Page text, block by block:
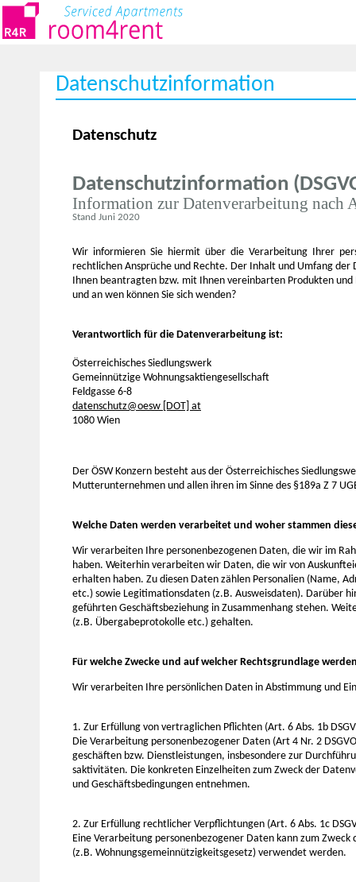
Datenschutzinformation
Datenschutz
Datenschutzinformation
Information zur Datenverarbeitung nach
Stand Juni 2020
Wir informieren Sie hiermit über die Verarbeitung Ihrer
rechtlichen Ansprüche und Rechte. Der Inhalt und Umfang
Ihnen beantragten bzw. mit Ihnen vereinbarten Produkten
und an wen können Sie sich wenden?
Verantwortlich für die Datenverarbeitung ist:
Österreichisches Siedlungswerk
Gemeinnützige Wohnungsaktiengesellschaft
Feldgasse 6-8
datenschutz@oesw [DOT] at
1080 Wien
Der ÖSW Konzern besteht aus der Österreichisches
Mutterunternehmen und allen ihren im Sinne des §189a Z 7
Welche Daten werden verarbeitet und woher stammen
Wir verarbeiten Ihre personenbezogenen Daten, die wir im
haben. Weiterhin verarbeiten wir Daten, die wir von
erhalten haben. Zu diesen Daten zählen Personalien (Name,
etc.) sowie Legitimationsdaten (z.B. Ausweisdaten). Darüber
geführten Geschäftsbeziehung in Zusammenhang stehen.
(z.B. Übergabeprotokolle etc.) gehalten.
Für welche Zwecke und auf welcher Rechtsgrundlage
Wir verarbeiten Ihre persönlichen Daten in Abstimmung und
1. Zur Erfüllung von vertraglichen Pflichten (Art. 6 Abs. 1b
Die Verarbeitung personenbezogener Daten (Art 4 Nr. 2
geschäften bzw. Dienstleistungen, insbesondere zur
saktivitäten. Die konkreten Einzelheiten zum Zweck der
und Geschäftsbedingungen entnehmen.
2. Zur Erfüllung rechtlicher Verpflichtungen (Art. 6 Abs. 1c
Eine Verarbeitung personenbezogener Daten kann zum
(z.B. Wohnungsgemeinnützigkeitsgesetz) verwendet werden.